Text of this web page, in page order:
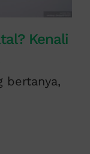
Kenali
bertanya,